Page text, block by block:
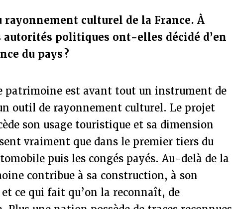
culturel de la France. À
politiques ont-elles décidé d’en
du pays ?
patrimoine est avant tout un instrument de
outil de rayonnement culturel. Le projet
son usage touristique et sa dimension
vraiment que dans le premier tiers du
puis les congés payés. Au-delà de la
contribue à sa construction, à son
ce qui fait qu’on la reconnaît, de